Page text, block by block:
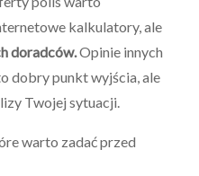
kalkulatory, ale
doradców.Opinie innych
dobry punkt wyjścia, ale
Twojej sytuacji.
warto zadać przed